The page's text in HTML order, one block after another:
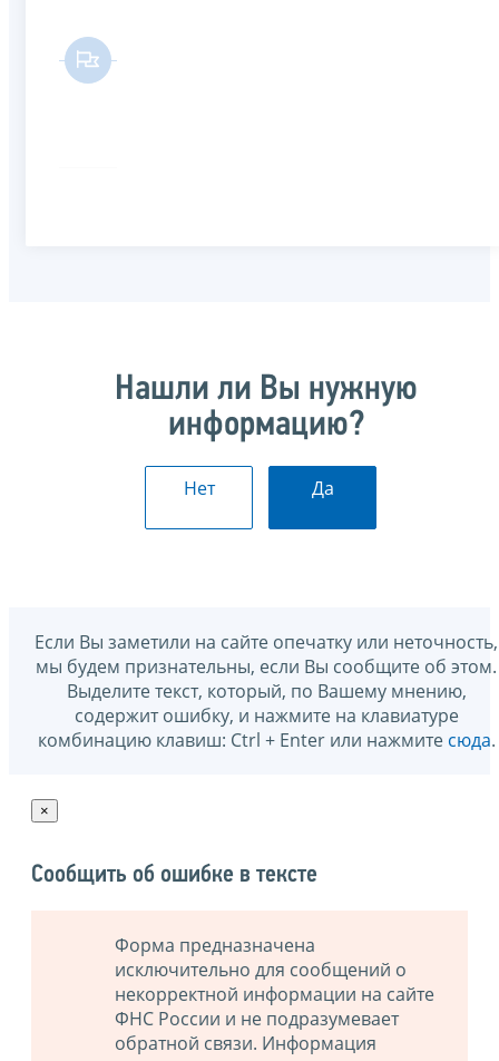
Нашли ли Вы нужную
информацию?
Нет Да
Если Вы заметили на сайте опечатку или неточность,
мы будем признательны, если Вы сообщите об этом.
Выделите текст, который, по Вашему мнению,
содержит ошибку, и нажмите на клавиатуре
комбинацию клавиш: Ctrl + Enter или нажмите сюда.
×
Сообщить об ошибке в тексте
Форма предназначена
исключительно для сообщений о
некорректной информации на сайте
ФНС России и не подразумевает
обратной связи. Информация